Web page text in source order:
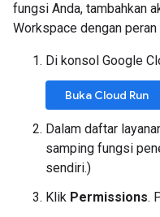
fungsi Anda, tambahkan
Workspace dengan peran
Di konsol Google
Buka Cloud Run
Dalam daftar
samping fungsi
sendiri.)
Klik Permissions.